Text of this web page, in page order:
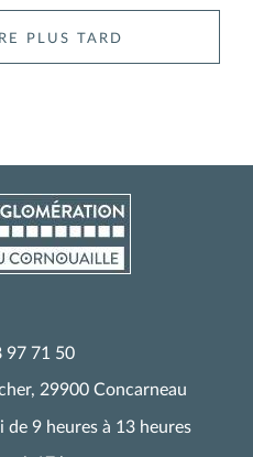
plus tard
97 71 50
29900 Concarneau
9 heures à 13 heures